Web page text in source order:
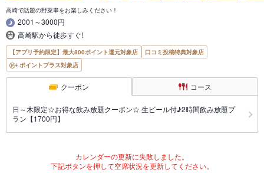
高崎で話題の野菜串をお楽しみください！
2001～3000円
高崎駅から徒歩すぐ!
【アプリ予約限定】最大800ポイント還元対象店
口コミ投稿特典対象店
ポイントプラス対象店
クーポン コース
日～木限定☆お得な飲み放題クーポン☆ 生ビール付♪2時間飲み放題プ
ラン【1700円】
カレンダーの更新に失敗しました。
下記ボタンを押して空席状況を更新してください。